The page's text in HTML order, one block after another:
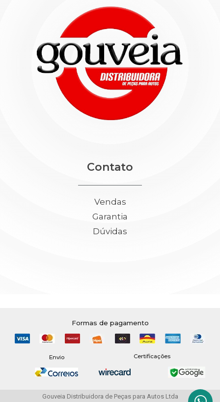
Contato
Vendas
Garantia
Dúvidas
Formas de pagamento
Envio Certificações
Gouveia Distribuidora de Peças para Autos Ltda